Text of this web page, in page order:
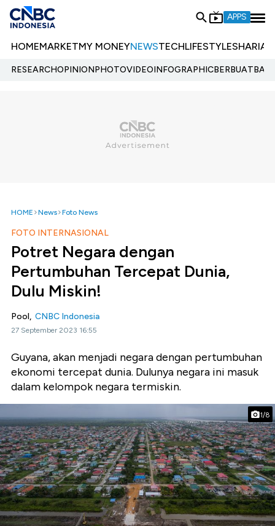
APPS
HOMEMARKETMY MONEYNEWSTECHLIFESTYLESHARIA
RESEARCHOPINIONPHOTOVIDEOINFOGRAPHIC
HOME News Foto News
FOTO INTERNASIONAL
Potret Negara dengan
Pertumbuhan Tercepat Dunia,
Dulu Miskin!
Pool, CNBC Indonesia
27 September 2023 16:55
Guyana, akan menjadi negara dengan pertumbuhan
ekonomi tercepat dunia. Dulunya negara ini masuk
dalam kelompok negara termiskin.
1/8